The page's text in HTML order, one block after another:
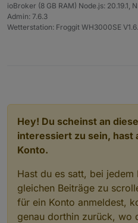
ioBroker (8 GB RAM) Node.js: 20.19.1,
Admin: 7.6.3
Wetterstation: Froggit WH3000SE
Hey! Du scheinst an
interessiert zu sein, hast
Konto.
Hast du es satt, bei jedem
gleichen Beiträge zu
für ein Konto anmeldest,
genau dorthin zurück, wo